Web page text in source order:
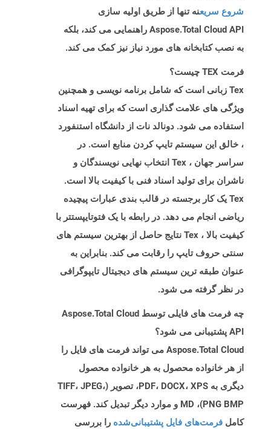
شروع سریعنه تنها از طریق اولیه سازی
Aspose.Total Cloud API راهنمایی می کند، بلکه
به نصب کتابخانه های مورد نیاز نیز کمک می کند.
فرمت TEX چیست؟
Tex زبانی است که شامل برنامه نویسی و همچنین
ویژگی های علامت گذاری است که برای تهیه اسناد
استفاده می شود. دونالد نات از دانشگاه استنفورد
، خالق این سیستم تایپ کردن منابع است. در
سراسر جهان ، Tex انتخاب نهایی نویسندگان و
ناشران برای تولید اسناد فنی با کیفیت بالا است.
Tex یک کار برجسته در قالب بندی عبارات پیچیده
ریاضی انجام می دهد. در رابطه با یک فتوتایپستتر با
کیفیت بالا ، Tex نتایج حاصل از بهترین سیستم های
سنتی حروف تایپ را رقابت می کند. بنابراین به
عنوان طبقه ترین سیستم های دیجیتال تایپوگرافی
در نظر گرفته می شود.
چه فرمت های فایلی توسط Aspose.Total Cloud
API پشتیبانی می شود؟
Aspose.Total Cloud می تواند فرمت های فایل را
از هر خانواده محصول به هر خانواده محصول
دیگری به PDF، DOCX، XPS، تصویر (TIFF، JPEG،
PNG BMP)، MD و موارد دیگر تبدیل کند. فهرست
کامل فرمت‌های فایل پشتیبانی‌شده را بررسی